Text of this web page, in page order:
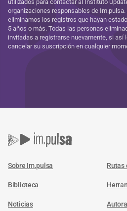
utilizados para contactar al Instituto
organizaciones responsables de Im.pulsa.
eliminamos los registros que hayan
5 años o más. Todas las personas
invitadas a registrarse nuevamente, si así
cancelar su suscripción en cualquier
Sobre Im.pulsa Rutas
Biblioteca
Noticias